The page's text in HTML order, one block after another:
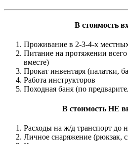
В стоимость
Проживание в 2-3-4-х
Питание на протяжении
вместе)
Прокат инвентаря (палатки,
Работа инструкторов
Походная баня (по
В стоимость НЕ
Расходы на ж/д транспорт до
Личное снаряжение (рюкзак,